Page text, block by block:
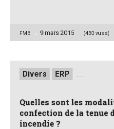
Posted
FMB 9 mars 2015 (430 vues)
Posted
inDivers ERP . . .
Quelles sont les
confection de la tenue
incendie ?